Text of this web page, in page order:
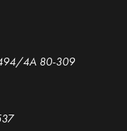
4A 80-309